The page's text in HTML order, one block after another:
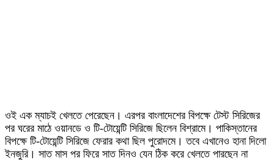
ওই এক ম্যাচই খেলতে পেরেছেন। এরপর বাংলাদেশের বিপক্ষে টেস্ট সিরিজের
পর ঘরের মাঠে ওয়ানডে ও টি-টোয়েন্টি সিরিজে ছিলেন বিশ্রামে। পাকিস্তানের
বিপক্ষে টি-টোয়েন্টি সিরিজে ফেরার কথা ছিল পুরোদমে। তবে এখানেও হানা দিলো
ইনজুরি। সাত মাস পর ফিরে সাত দিনও যেন ঠিক করে খেলতে পারছেন না